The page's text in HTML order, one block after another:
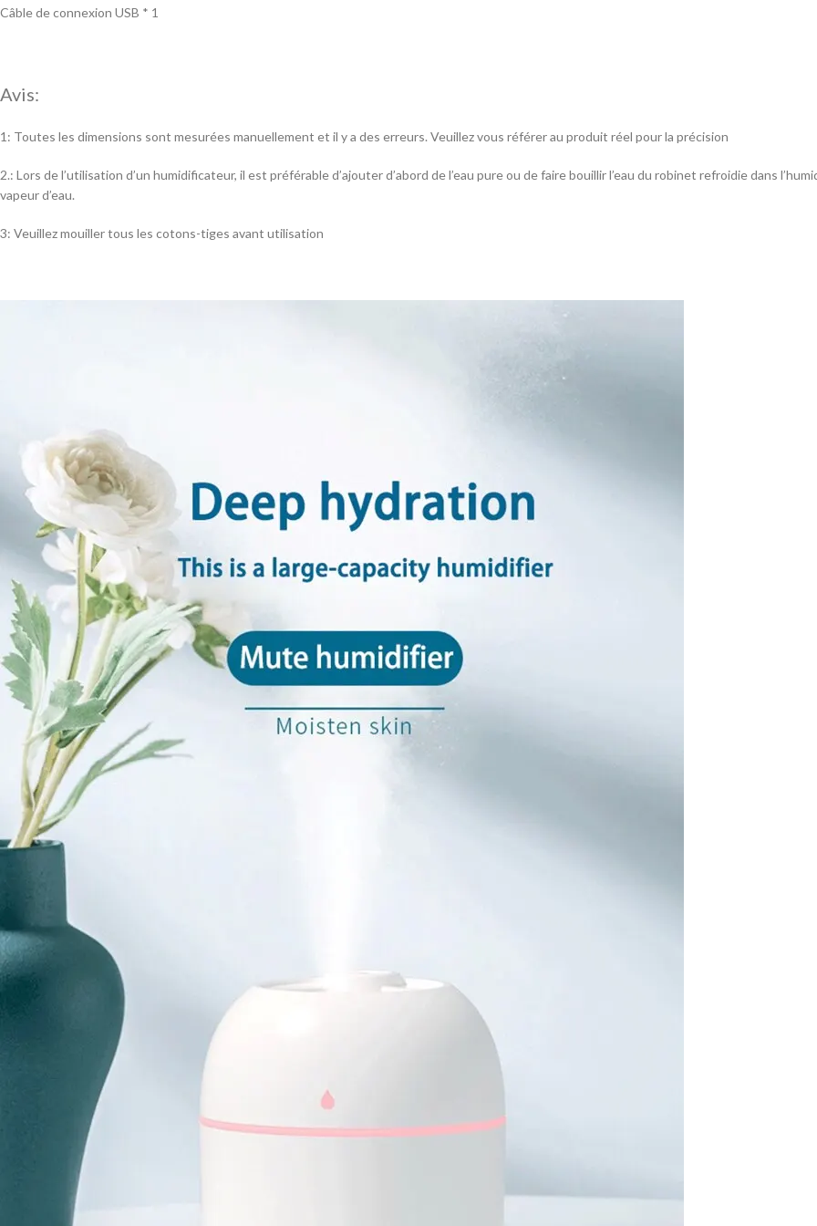
Câble de connexion USB * 1
Avis:
1: Toutes les dimensions sont mesurées manuellement et il y a des erreurs. Veuillez vous référer au produit réel pour la précision
2.: Lors de l’utilisation d’un humidificateur, il est préférable d’ajouter d’abord de l’eau pure ou de faire bouillir l’eau du robinet refroidie dans
vapeur d’eau.
3: Veuillez mouiller tous les cotons-tiges avant utilisation